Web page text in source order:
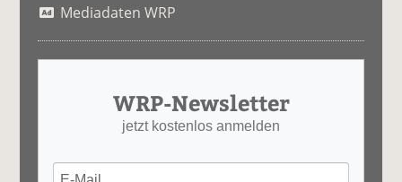
Mediadaten WRP
WRP-Newsletter
jetzt kostenlos anmelden